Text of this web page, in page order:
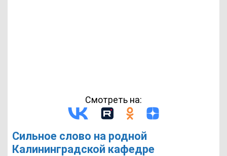
Смотреть на:
Сильное слово на родной
Калининградской кафедре